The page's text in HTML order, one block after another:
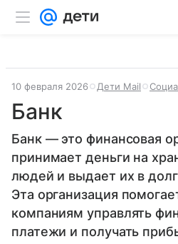
10 февраля 2026 Дети Mail
Банк
Банк — это финансовая
принимает деньги на
людей и выдает их в
Эта организация
компаниям управлять
платежи и получать